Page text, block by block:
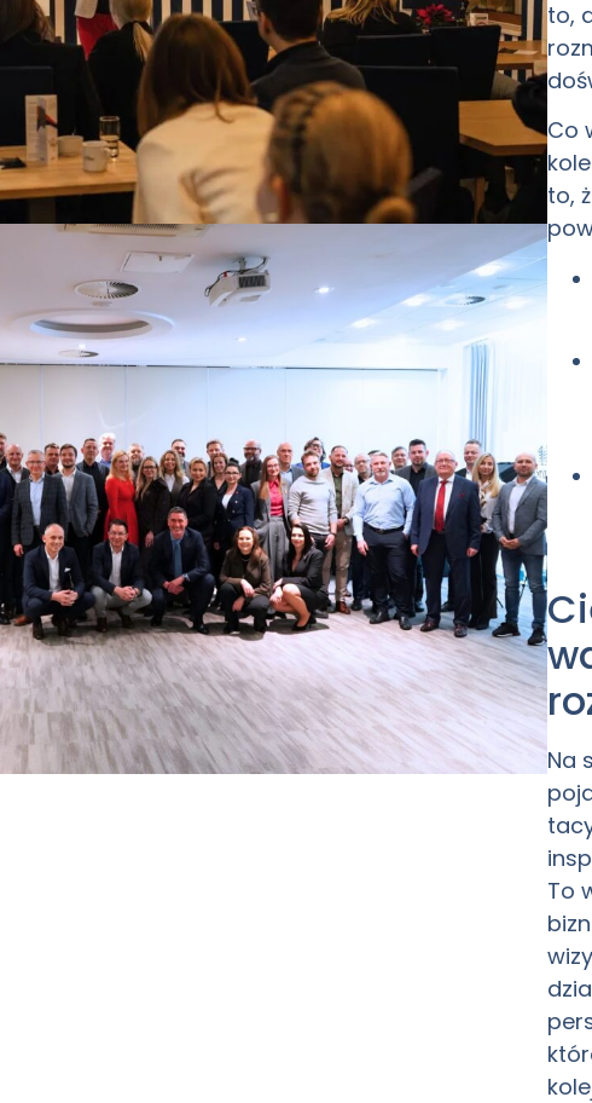
to,
Co
to,
Na
To